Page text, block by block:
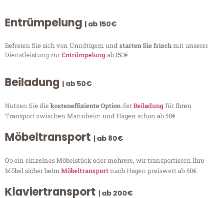
Entrümpelung | ab 150€
Befreien Sie sich von Unnötigem undstarten Sie frischmit unserer
Dienstleistung zurEntrümpelungab 150€.
Beiladung | ab 50€
Nutzen Sie diekosteneffiziente OptionderBeiladungfür Ihren
Transport zwischen Mannheim und Hagen schon ab 50€.
Möbeltransport | ab 80€
Ob ein einzelnes Möbelstück oder mehrere, wir transportieren Ihre
Möbel sicher beim Möbeltransportnach Hagen preiswert ab 80€.
Klaviertransport | ab 200€